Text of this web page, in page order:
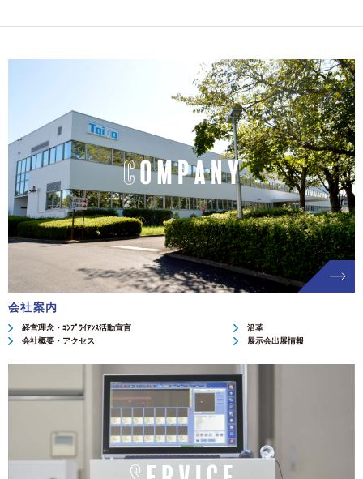
会社案内
経営理念・ｺﾝﾌﾟﾗｲｱﾝｽ活動宣言
沿革
会社概要・アクセス
展示会出展情報